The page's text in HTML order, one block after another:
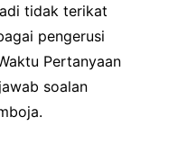
tidak terikat
pengerusi
Pertanyaan
soalan